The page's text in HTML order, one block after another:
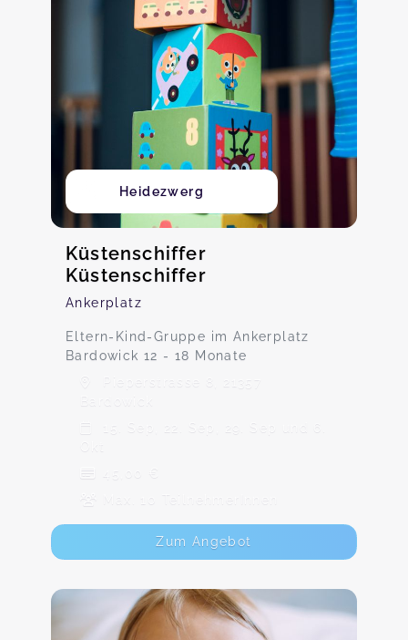
Heidezwerg
Küstenschiffer
Küstenschiffer
Ankerplatz
Eltern-Kind-Gruppe im Ankerplatz
Bardowick 12 - 18 Monate
Pieperstrasse 8, 21357
15. Sep, 22. Sep, 29. Sep und 6.
Okt
45,00 €
Max. 10 TeilnehmerInnen
Zum Angebot